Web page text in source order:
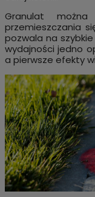
Granulat
przemieszczania
pozwala na
wydajności jedno
a pierwsze efekty